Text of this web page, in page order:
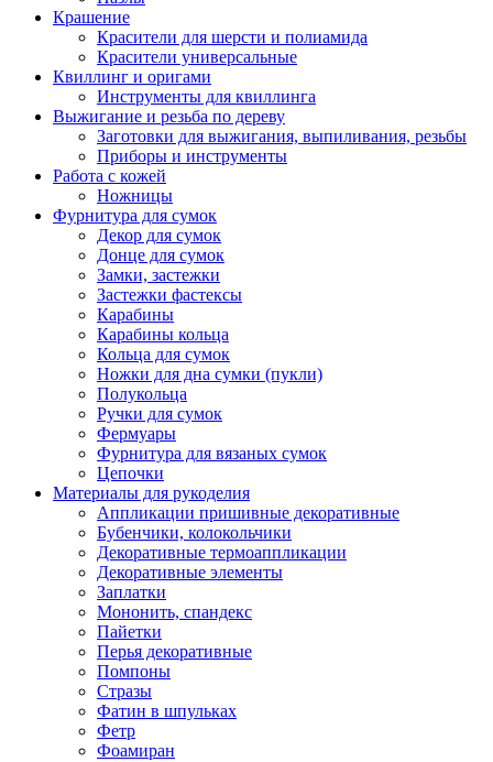
Крашение
Красители для шерсти и полиамида
Красители универсальные
Квиллинг и оригами
Инструменты для квиллинга
Выжигание и резьба по дереву
Заготовки для выжигания, выпиливания, резьбы
Приборы и инструменты
Работа с кожей
Ножницы
Фурнитура для сумок
Декор для сумок
Донце для сумок
Замки, застежки
Застежки фастексы
Карабины
Карабины кольца
Кольца для сумок
Ножки для дна сумки (пукли)
Полукольца
Ручки для сумок
Фермуары
Фурнитура для вязаных сумок
Цепочки
Материалы для рукоделия
Аппликации пришивные декоративные
Бубенчики, колокольчики
Декоративные термоаппликации
Декоративные элементы
Заплатки
Мононить, спандекс
Пайетки
Перья декоративные
Помпоны
Стразы
Фатин в шпульках
Фетр
Фоамиран